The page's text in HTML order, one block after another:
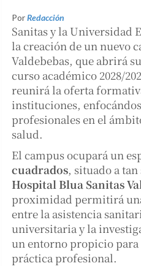
PorRedacción
Sanitas y la Universidad
la creación de un nuevo
Valdebebas, que abrirá
curso académico 2028/
reunirá la oferta
instituciones,
profesionales en el
salud.
El campus ocupará un
cuadrados, situado a
Hospital Blua Sanitas
proximidad permitirá
entre la asistencia
universitaria y la
un entorno propicio para
práctica profesional.